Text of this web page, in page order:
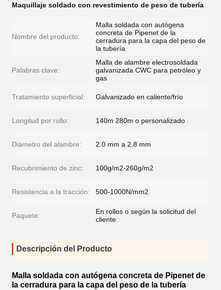
Maquillaje soldado con revestimiento de peso de tubería
Nombre del producto:
Malla soldada con autógena
concreta de Pipenet de la
cerradura para la capa del peso de
la tubería
Palabras clave:
Malla de alambre electrosoldada
galvanizada CWC para petróleo y
gas
Tratamiento superficial: Galvanizado en caliente/frío
Longitud por rollo: 140m 280m o personalizado
Diámetro del alambre: 2.0 mm a 2.8 mm
Recubrimiento de zinc: 100g/m2-260g/m2
Resistencia a la tracción: 500-1000N/mm2
Paquete:
En rollos o según la solicitud del
cliente
Descripción del Producto
Malla soldada con autógena concreta de Pipenet de
la cerradura para la capa del peso de la tubería